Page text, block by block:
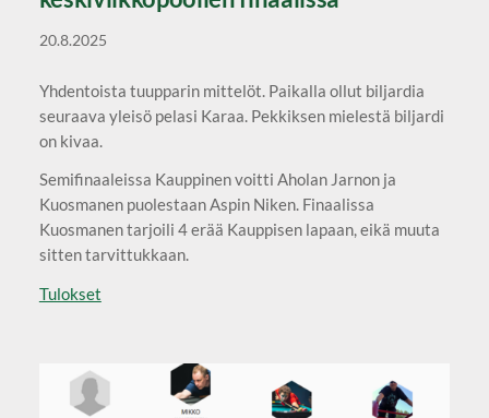
20.8.2025
Yhdentoista tuupparin mittelöt. Paikalla ollut biljardia
seuraava yleisö pelasi Karaa. Pekkiksen mielestä biljardi
on kivaa.
Semifinaaleissa Kauppinen voitti Aholan Jarnon ja
Kuosmanen puolestaan Aspin Niken. Finaalissa
Kuosmanen tarjoili 4 erää Kauppisen lapaan, eikä muuta
sitten tarvittukkaan.
Tulokset